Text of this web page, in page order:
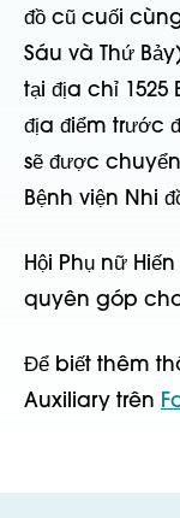
đồ cũ cuối
Sáu và Thứ
tại địa chỉ 1525
địa điểm trước
sẽ được
Bệnh viện Nhi
Hội Phụ nữ
quyên góp
Để biết thêm
Auxiliary trên